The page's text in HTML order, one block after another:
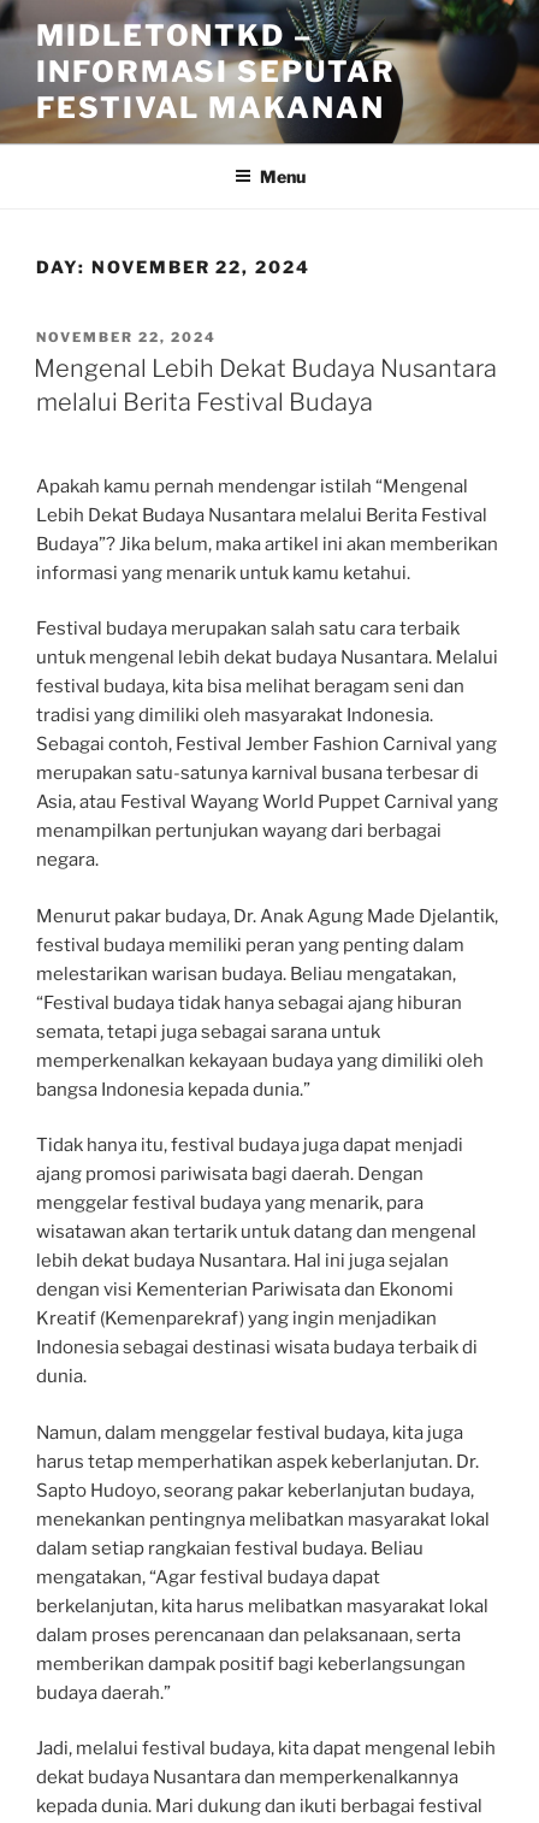
Skip
to
content
MIDLETONTKD –
INFORMASI SEPUTAR
FESTIVAL MAKANAN
Menu
DAY: NOVEMBER 22, 2024
POSTED
ON
NOVEMBER 22, 2024
Mengenal Lebih Dekat Budaya Nusantara
melalui Berita Festival Budaya
Apakah kamu pernah mendengar istilah “Mengenal
Lebih Dekat Budaya Nusantara melalui Berita Festival
Budaya”? Jika belum, maka artikel ini akan memberikan
informasi yang menarik untuk kamu ketahui.
Festival budaya merupakan salah satu cara terbaik
untuk mengenal lebih dekat budaya Nusantara. Melalui
festival budaya, kita bisa melihat beragam seni dan
tradisi yang dimiliki oleh masyarakat Indonesia.
Sebagai contoh, Festival Jember Fashion Carnival yang
merupakan satu-satunya karnival busana terbesar di
Asia, atau Festival Wayang World Puppet Carnival yang
menampilkan pertunjukan wayang dari berbagai
negara.
Menurut pakar budaya, Dr. Anak Agung Made Djelantik,
festival budaya memiliki peran yang penting dalam
melestarikan warisan budaya. Beliau mengatakan,
“Festival budaya tidak hanya sebagai ajang hiburan
semata, tetapi juga sebagai sarana untuk
memperkenalkan kekayaan budaya yang dimiliki oleh
bangsa Indonesia kepada dunia.”
Tidak hanya itu, festival budaya juga dapat menjadi
ajang promosi pariwisata bagi daerah. Dengan
menggelar festival budaya yang menarik, para
wisatawan akan tertarik untuk datang dan mengenal
lebih dekat budaya Nusantara. Hal ini juga sejalan
dengan visi Kementerian Pariwisata dan Ekonomi
Kreatif (Kemenparekraf) yang ingin menjadikan
Indonesia sebagai destinasi wisata budaya terbaik di
dunia.
Namun, dalam menggelar festival budaya, kita juga
harus tetap memperhatikan aspek keberlanjutan. Dr.
Sapto Hudoyo, seorang pakar keberlanjutan budaya,
menekankan pentingnya melibatkan masyarakat lokal
dalam setiap rangkaian festival budaya. Beliau
mengatakan, “Agar festival budaya dapat
berkelanjutan, kita harus melibatkan masyarakat lokal
dalam proses perencanaan dan pelaksanaan, serta
memberikan dampak positif bagi keberlangsungan
budaya daerah.”
Jadi, melalui festival budaya, kita dapat mengenal lebih
dekat budaya Nusantara dan memperkenalkannya
kepada dunia. Mari dukung dan ikuti berbagai festival